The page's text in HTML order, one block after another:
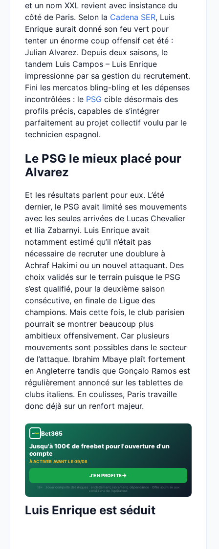
et un nom XXL revient avec insistance du
côté de Paris. Selon la Cadena SER, Luis
Enrique aurait donné son feu vert pour
tenter un énorme coup offensif cet été :
Julian Alvarez. Depuis deux saisons, le
tandem Luis Campos – Luis Enrique
impressionne par sa gestion du recrutement.
Fini les mercatos bling-bling et les dépenses
incontrôlées : le PSG cible désormais des
profils précis, capables de s’intégrer
parfaitement au projet collectif voulu par le
technicien espagnol.
Le PSG le mieux placé pour
Alvarez
Et les résultats parlent pour eux. L’été
dernier, le PSG avait limité ses mouvements
avec les seules arrivées de Lucas Chevalier
et Ilia Zabarnyi. Luis Enrique avait
notamment estimé qu’il n’était pas
nécessaire de recruter une doublure à
Achraf Hakimi ou un nouvel attaquant. Des
choix validés sur le terrain puisque le PSG
s’est qualifié, pour la deuxième saison
consécutive, en finale de Ligue des
champions. Mais cette fois, le club parisien
pourrait se montrer beaucoup plus
ambitieux offensivement. Car plusieurs
mouvements sont possibles dans le secteur
de l’attaque. Ibrahim Mbaye plaît fortement
en Angleterre tandis que Gonçalo Ramos est
régulièrement annoncé sur les tablettes de
clubs italiens. En coulisses, Paris travaille
donc déjà sur un renfort majeur.
Bet365
Jusqu'à 100€ de freebet pour l'ouverture d'un
compte
À ACTIVER AVANT LE 09/08
J'EN PROFITE→
18+ · Jouer comporte des risques : endettement, isolement, dépendance · Offre soumise aux
conditions de l’opérateur.
Luis Enrique est séduit